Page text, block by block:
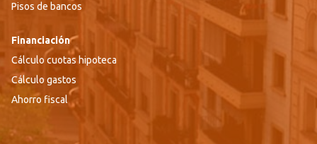
Pisos de bancos
Financiación
Cálculo cuotas hipoteca
Cálculo gastos
Ahorro fiscal